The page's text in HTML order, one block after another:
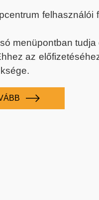
felhasználói
menüpontban
az